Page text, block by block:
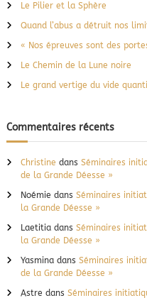
c
h
e
:
Le Pilier et la Sphère
Quand l’abus a détruit nos
« Nos épreuves sont des
Le Chemin de la Lune noire
Le grand vertige du vide
Commentaires récents
Christine dans Séminaires
de la Grande Déesse »
Noémie dans Séminaires
la Grande Déesse »
Laetitiadans Séminaires
la Grande Déesse »
Yasminadans Séminaires
de la Grande Déesse »
Astre dans Séminaires